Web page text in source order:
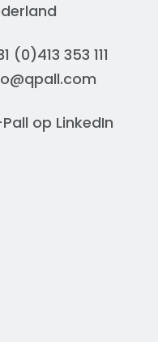
(0)413 353 111
op LinkedIn